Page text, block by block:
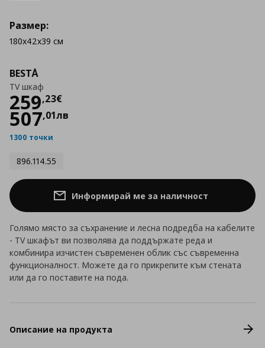
BESTÅ
TV шкаф
259,23€
Цена
507,01лв
1300 точки
896.114.55
Размер:
180x42x39 см
Информирай ме за наличност
Голямо място за съхранение и лесна подредба на кабелите
- TV шкафът ви позволява да поддържате реда и
комбинира изчистен съвременен облик със съвременна
функционалност. Можете да го прикрепите към стената
или да го поставите на пода.
Описание на продукта